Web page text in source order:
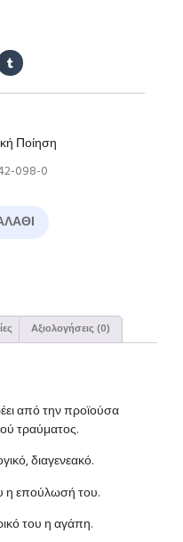
Ποίηση
098-0
Αξιολογήσεις (0)
από την προϊούσα
τραύματος.
διαγενεακό.
επούλωσή του.
του η αγάπη.